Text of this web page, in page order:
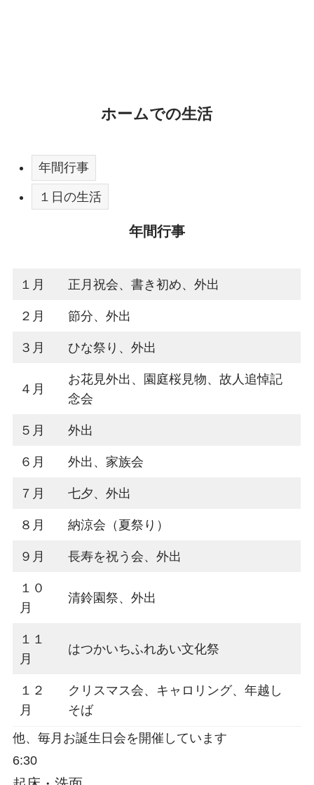
ホームでの生活
年間行事
１日の生活
年間行事
１月 正月祝会、書き初め、外出
２月 節分、外出
３月 ひな祭り、外出
４月
お花見外出、園庭桜見物、故人追悼記
念会
５月 外出
６月 外出、家族会
７月 七夕、外出
８月 納涼会（夏祭り）
９月 長寿を祝う会、外出
１０
月
清鈴園祭、外出
１１
月
はつかいちふれあい文化祭
１２
月
クリスマス会、キャロリング、年越し
そば
他、毎月お誕生日会を開催しています
6:30